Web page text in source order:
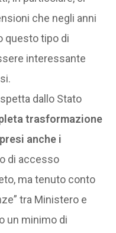
che negli anni
questo tipo di
interessante
dallo Stato
trasformazione
anche i
di accesso
ma tenuto conto
tra Ministero e
un minimo di